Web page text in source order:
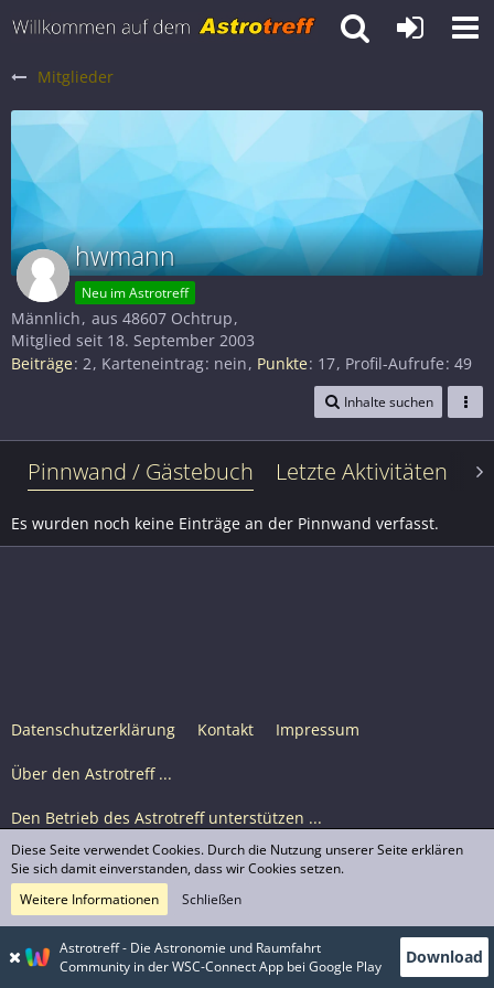
Mitglieder
hwmann
Neu im Astrotreff
Männlich aus 48607 Ochtrup
Mitglied seit 18. September 2003
Beiträge 2 Karteneintrag nein Punkte 17 Profil-Aufrufe 49
Inhalte suchen
Pinnwand / Gästebuch Letzte Aktivitäten
Es wurden noch keine Einträge an der Pinnwand verfasst.
Datenschutzerklärung Kontakt Impressum
Über den Astrotreff ...
Den Betrieb des Astrotreff unterstützen ...
Nutzungsbedingungen
© Astrotreff 2001-2026, lizenziert unter CC BY-SA,
sofern für einzelne Inhalte nicht anders angegeben
Astrotreff - Die Astronomie und Raumfahrt
Community in der WSC-Connect App bei Google Play
Download
Diese Seite verwendet Cookies. Durch die Nutzung unserer Seite erklären
Sie sich damit einverstanden, dass wir Cookies setzen.
Weitere Informationen
Schließen